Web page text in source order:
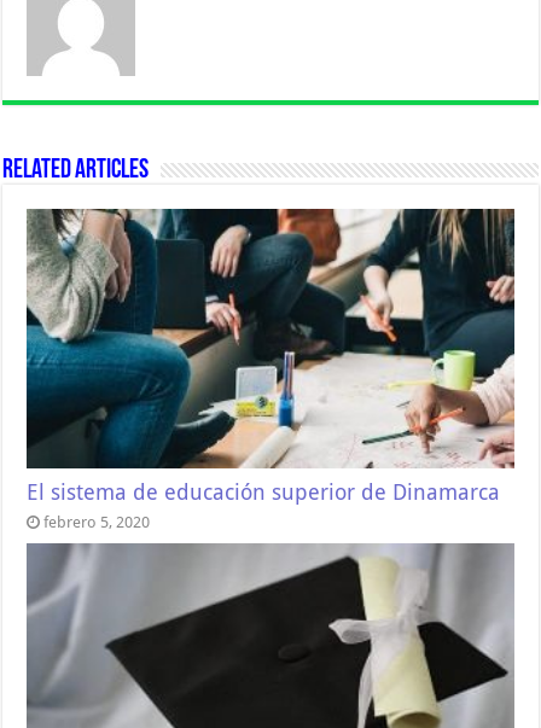
Related Articles
El sistema de educación superior de Dinamarca
febrero 5, 2020